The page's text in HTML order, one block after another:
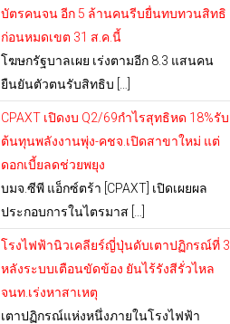
บัตรคนจน อีก 5 ล้านคนรีบยื่นทบทวนสิทธิ
ก่อนหมดเขต 31 ส.ค.นี้
โฆษกรัฐบาลเผย เร่งตามอีก 8.3 แสนคน
ยืนยันตัวตนรับสิทธิบ […]
CPAXT เปิดงบ Q2/69กำไรสุทธิหด 18%รับ
ต้นทุนพลังงานพุ่ง-คชจ.เปิดสาขาใหม่ แต่
ดอกเบี้ยลดช่วยพยุง
บมจ.ซีพี แอ็กซ์ตร้า [CPAXT] เปิดเผยผล
ประกอบการในไตรมาส […]
โรงไฟฟ้านิวเคลียร์ญี่ปุ่นดับเตาปฏิกรณ์ที่ 3
หลังระบบเตือนขัดข้อง ยันไร้รังสีรั่วไหล
จนท.เร่งหาสาเหตุ
เตาปฏิกรณ์แห่งหนึ่งภายในโรงไฟฟ้า